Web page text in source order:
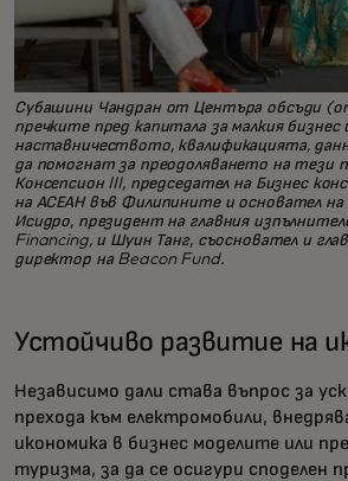
Субашини Чандран от Центъра обсъди
пречките пред капитала за малкия бизнес
наставничеството, квалификацията,
да помогнат за преодоляването на тези
Консепсион III, председател на Бизнес
на АСЕАН във Филипините и основател на
Исидро, президент на главния
Financing, и Шуин Танг, съосновател и
директор на Beacon Fund.
Устойчиво развитие на
Независимо дали става въпрос за
прехода към електромобили,
икономика в бизнес моделите или
туризма, за да се осигури споделен